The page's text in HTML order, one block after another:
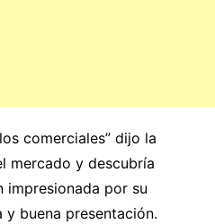
comerciales” dijo la
mercado y descubría
impresionada por su
buena presentación.